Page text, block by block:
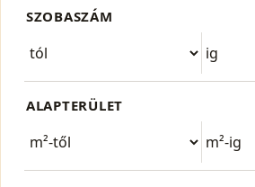
SZOBASZÁM
ALAPTERÜLET